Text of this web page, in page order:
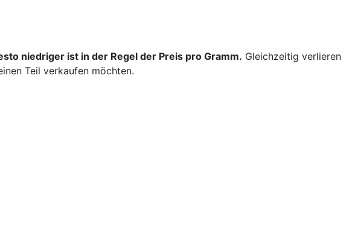
niedriger ist in der Regel der Preis pro Gramm. Gleichzeitig verlieren
Teil verkaufen möchten.